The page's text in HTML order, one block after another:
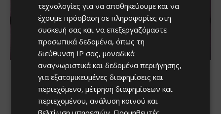
τεχνολογίες για να αποθηκεύουμε και να
έχουμε πρόσβαση σε πληροφορίες στη
συσκευή σας και να επεξεργαζόμαστε
προσωπικά δεδομένα, όπως τη
διεύθυνση IP σας, μοναδικά
αναγνωριστικά και δεδομένα περιήγησης,
για εξατομικευμένες διαφημίσεις και
περιεχόμενο, μέτρηση διαφημίσεων και
περιεχομένου, ανάλυση κοινού και